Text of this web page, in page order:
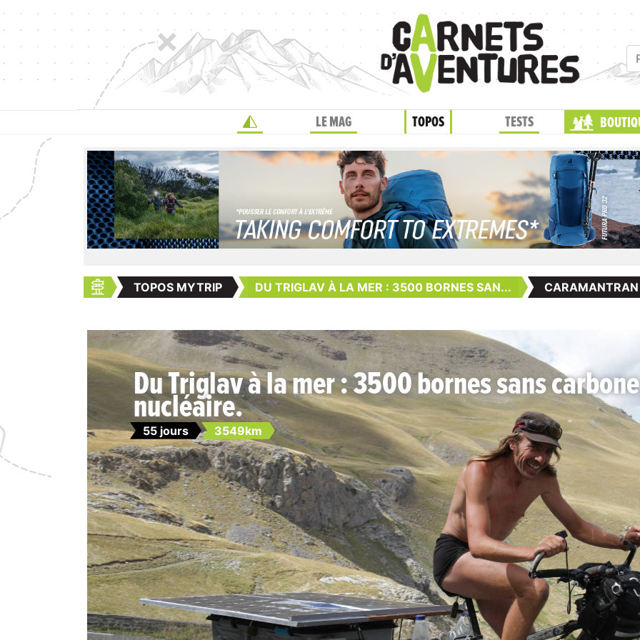
LE MAG TOPOS TESTS
TOPOS MYTRIP DU TRIGLAV À LA MER : 3500 BORNES SAN... CARAMANTRAN
Du Triglav à la mer : 3500 bornes sans
nucléaire.
55 jours 3549km